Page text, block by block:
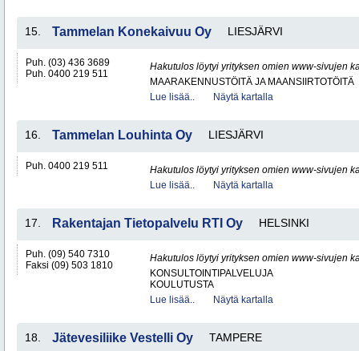
15. Tammelan Konekaivuu Oy LIESJÄRVI
Puh. (03) 436 3689
Puh. 0400 219 511
Hakutulos löytyi yrityksen omien www-sivujen
MAARAKENNUSTÖITÄ JA MAANSIIRTOTÖITÄ
Lue lisää..
Näytä kartalla
16. Tammelan Louhinta Oy LIESJÄRVI
Puh. 0400 219 511
Hakutulos löytyi yrityksen omien www-sivujen
Lue lisää..
Näytä kartalla
17. Rakentajan Tietopalvelu RTI Oy HELSINKI
Puh. (09) 540 7310
Faksi (09) 503 1810
Hakutulos löytyi yrityksen omien www-sivujen
KONSULTOINTIPALVELUJA
KOULUTUSTA
Lue lisää..
Näytä kartalla
18. Jätevesiliike Vestelli Oy TAMPERE